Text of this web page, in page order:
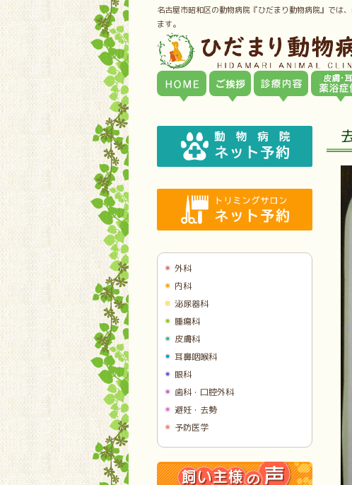
名古屋市昭和区の動物病院『ひだまり動物病院』では
ます。
外科
内科
泌尿器科
腫瘍科
皮膚科
耳鼻咽喉科
眼科
歯科・口腔外科
避妊・去勢
予防医学